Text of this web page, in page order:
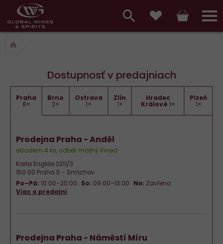
Hlavní
menu,
košík,
vyhledávání,
přihlášení
Dostupnosť v predajniach
Praha
8×
Brno
2×
Ostrava
1×
Zlín
1×
Hradec
Králové 1×
Plzeň
1×
Prodejna Praha - Anděl
skladem 4 ks, odběr možný ihned
Karla Engliše 3211/3
150 00 Praha 5 - Smíchov
Po–Pá: 10:00–20:00 So: 09:00–13:00 Ne: Zavřeno
Viac o predajni
Prodejna Praha - Náměstí Míru